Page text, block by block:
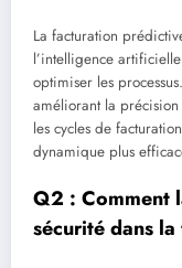
La facturation
l’intelligence
optimiser les
améliorant la
les cycles de
dynamique plus
Q2 : Comment
sécurité dans